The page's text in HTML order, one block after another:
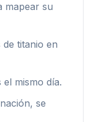
mapear su
titanio en
mismo día.
se